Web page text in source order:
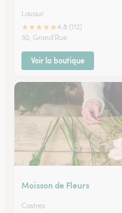
Lavaur
★★★★★4.8 (112)
30, Grand'Rue
Voir la boutique
Moisson de Fleurs
Castres